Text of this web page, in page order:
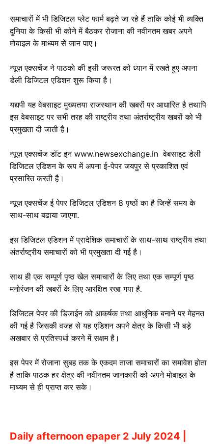
समाचारों में भी डिजिटल प्लेट फार्म बढ़ते जा रहे हैं ताकि कोई भी व्यक्ति
दुनिया के किसी भी कोने में बैठकर रोजाना की नवीनतम खबर अपने
मोबाइल के माध्यम से जान पाए।
न्यूज़ एक्सचेंज ने पाठको की इसी जरूरत को ध्यान में रखते हुए अपना
डेली डिजिटल एडिशन शुरू किया है।
यद्यपी यह वेबसाइट मुख्यतया राजस्थान की खबरों पर आधारित है तथापि
इस वेबसाइट पर सभी तरह की राष्ट्रीय तथा अंतर्राष्ट्रीय खबरों को भी
प्रमुखता दी जाती है।
न्यूज़ एक्सचेंज डॉट इन www.newsexchange.in वेबसाइट डेली
डिजिटल एडिशन के रूप में अपना ई-पेपर जयपुर से प्रकाशित एवं
प्रसारित करती है।
न्यूज़ एक्सचेंज ई पेपर डिजिटल एडिशन 8 पृष्ठों का है जिन्हें समय के
साथ-साथ बढाया जाएगा.
इस डिजिटल एडिशन में प्रादेशिक समाचारों के साथ-साथ राष्ट्रीय तथा
अंतर्राष्ट्रीय समाचारों को भी प्रमुखता दी गई है।
साथ ही एक सम्पूर्ण पृष्ठ खेल समाचारों के लिए तथा एक सम्पूर्ण पृष्ठ
मनोरंजन की खबरों के लिए आरक्षित रखा गया है.
डिजिटल पेपर की डिजाईन को आकर्षक तथा आधुनिक बनाने पर मेहनत
की गई है जिसकी वजह से यह एडिशन अपने क्षेत्र के किसी भी बड़े
अखबार से प्रतिस्पर्धा करने में सक्षम है।
इस पेपर में रोजाना सुबह तक के एकदम ताजा समाचारों का समावेश होता
है ताकि पाठक हर क्षेत्र की नवीनतम जानकारी को अपने मोबाइल के
माध्यम से ही प्राप्त कर सके।
Daily afternoon epaper 2 July 2024 |